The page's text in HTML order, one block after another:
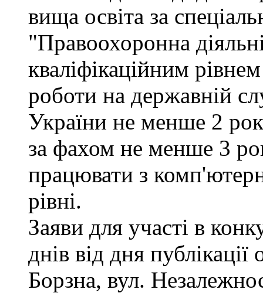
вища освіта за
"Правоохоронна
кваліфікаційним
роботи на державній
України не менше 2
за фахом не менше 3
працювати з
рівні.
Заяви для участі в
днів від дня
Борзна, вул.